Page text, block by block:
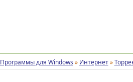
Программы для Windows » Интернет »